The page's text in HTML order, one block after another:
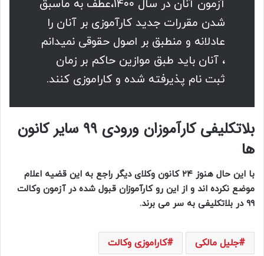
آزمون آنان در سال ۱۴۰۰،عطف به ماسبق
شدن مقررات جدید کارآموزی بر آنان را
عادلانه و منطبق بر اصول حقوقی نمیدانم
، آنان باید طبق موازین حاکم بر زمان
ثبت نام پذیرفته شده و کاراموزی کنند.
بلاتکلیفی کارآموزان ورودی ۹۹ سایر کانون
ها
با این حال هنوز ۲۴ کانون وکلای دیگر راجع به این قضیه اعلام
موضع نکرده اند و از این رو کارآموزان قبول شده در آزمون وکالت
۹۹ در بلاتکلیفی به سر می برند.
جلیل مالکی کاراموزی وکالت